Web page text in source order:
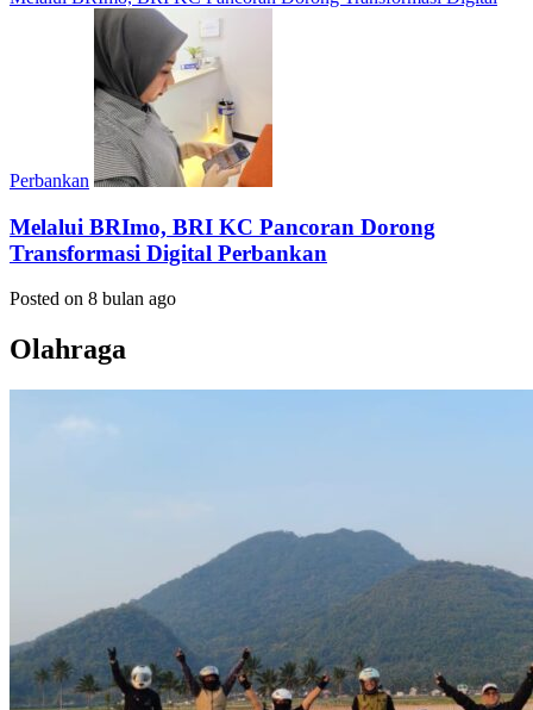
Perbankan
Melalui BRImo, BRI KC Pancoran Dorong
Transformasi Digital Perbankan
Posted on 8 bulan ago
Olahraga